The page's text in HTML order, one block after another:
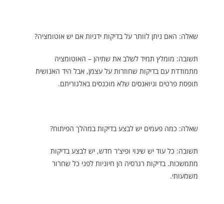
שאלה: האם ניתן לוותר על בדיקות ידניות אם יש אוטומציה?
תשובה: מומלץ תמיד לשלב את שתיהן – האוטומציה
מתמודדת עם בדיקות שחוזרות על עצמן, אבל היד האנושית
תופסת פרטים וניואנסים שלא מוכנסים באלגוריתם.
שאלה: כמה פעמים יש לבצע בדיקות במהלך הפיתוח?
תשובה: כל עוד יש שינוי ופיצ'ר חדש, יש לבצע בדיקות
מתמשכות. בדיקות רגרסיה הן חיוניות לפני כל שחרור
משמעותי.